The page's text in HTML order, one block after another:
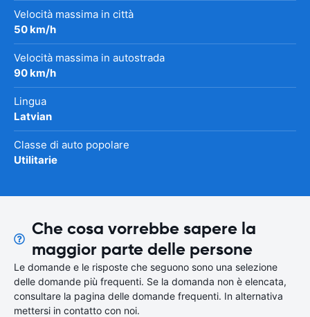
Velocità massima in città
50 km/h
Velocità massima in autostrada
90 km/h
Lingua
Latvian
Classe di auto popolare
Utilitarie
Che cosa vorrebbe sapere la
maggior parte delle persone
Le domande e le risposte che seguono sono una selezione
delle domande più frequenti. Se la domanda non è elencata,
consultare la pagina delle domande frequenti. In alternativa
mettersi in contatto con noi.